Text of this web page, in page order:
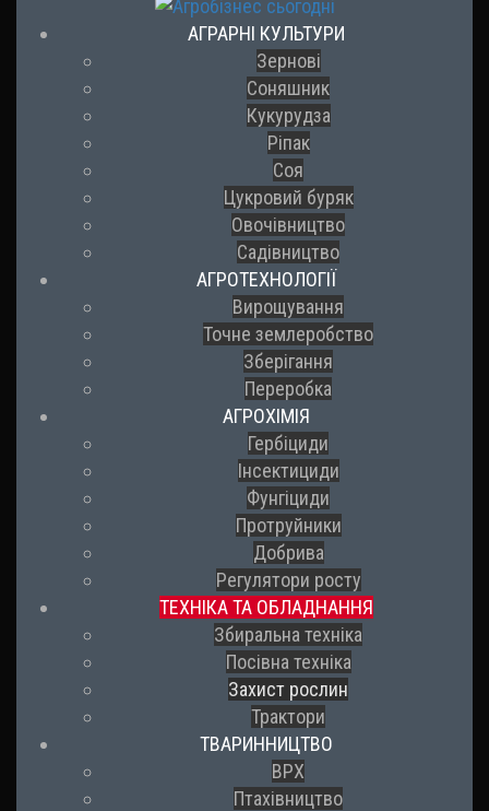
АГРАРНІ КУЛЬТУРИ
Зернові
Соняшник
Кукурудза
Ріпак
Соя
Цукровий буряк
Овочівництво
Садівництво
АГРОТЕХНОЛОГІЇ
Вирощування
Точне землеробство
Зберігання
Переробка
АГРОХІМІЯ
Гербіциди
Інсектициди
Фунгіциди
Протруйники
Добрива
Регулятори росту
ТЕХНІКА ТА ОБЛАДНАННЯ
Збиральна техніка
Посівна техніка
Захист рослин
Трактори
ТВАРИННИЦТВО
ВРХ
Птахівництво